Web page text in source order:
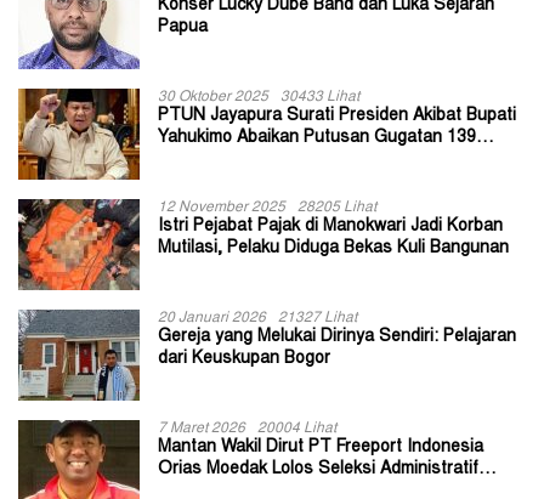
Konser Lucky Dube Band dan Luka Sejarah
Papua
30 Oktober 2025 30433 Lihat
PTUN Jayapura Surati Presiden Akibat Bupati
Yahukimo Abaikan Putusan Gugatan 139
12 November 2025 28205 Lihat
Istri Pejabat Pajak di Manokwari Jadi Korban
Mutilasi, Pelaku Diduga Bekas Kuli Bangunan
20 Januari 2026 21327 Lihat
Gereja yang Melukai Dirinya Sendiri: Pelajaran
dari Keuskupan Bogor
7 Maret 2026 20004 Lihat
Mantan Wakil Dirut PT Freeport Indonesia
Orias Moedak Lolos Seleksi Administratif